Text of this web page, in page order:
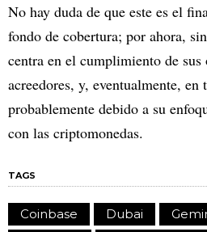
No hay duda de que este es el
fondo de cobertura; por ahora,
centra en el cumplimiento de
acreedores, y, eventualmente,
probablemente debido a su
con las criptomonedas.
TAGS
Coinbase Dubai